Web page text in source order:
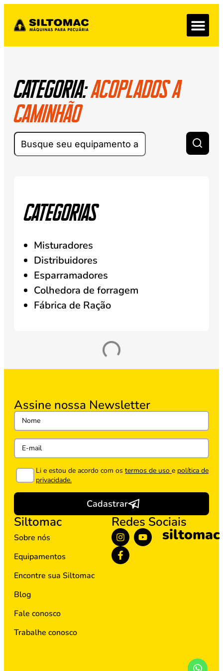
Categoria:Acoplados a
caminhão
Categorias
Misturadores
Distribuidores
Esparramadores
Colhedora de forragem
Fábrica de Ração
Assine nossa Newsletter
Li e estou de acordo com os termos de uso e política de
privacidade.
Cadastrar
Siltomac
Sobre nós
Equipamentos
Encontre sua Siltomac
Blog
Fale conosco
Trabalhe conosco
Redes Sociais
siltomac